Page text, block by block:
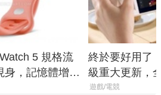
5 規格流
身，記憶體增強
終於要好用了
級重大更新，
式讓操作就像
遊戲/電競